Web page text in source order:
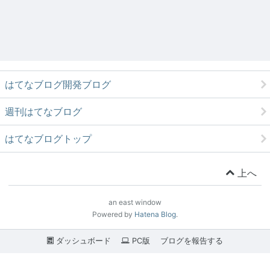
はてなブログ開発ブログ
週刊はてなブログ
はてなブログトップ
上へ
an east window
Powered by Hatena Blog.
ダッシュボード PC版 ブログを報告する